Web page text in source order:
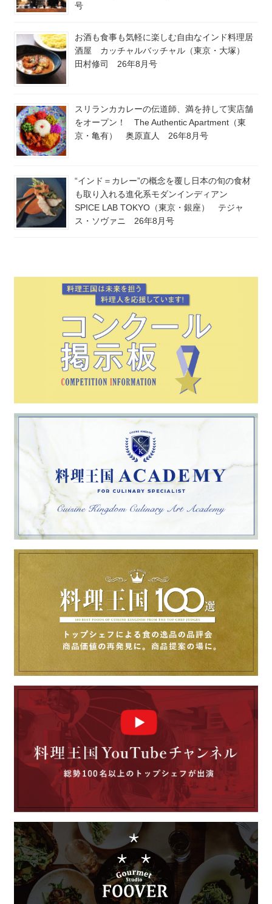
号
お酒も食事も気軽に楽しむ自由なインド料理居
酒屋 カッチャルバッチャル（東京・大塚）
田村修司 26年8月号
スリランカカレーの伝道師、満を持して実店舗
をオープン！ The Authentic Apartment（東
京・亀有） 奥原直人 26年8月号
“インド＝カレー”の概念を覆し日本の旬の食材
も取り入れる進化系モダンインディアン
SPICE LAB TOKYO（東京・銀座） テジャ
ス・ソヴァニ 26年8月号